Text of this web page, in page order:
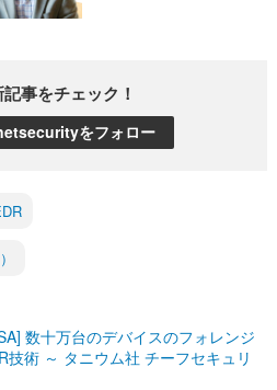
事をチェック！
をフォロー
数十万台のデバイスのフォレンジ
技術 ～ タニウム社 チーフセキュリ